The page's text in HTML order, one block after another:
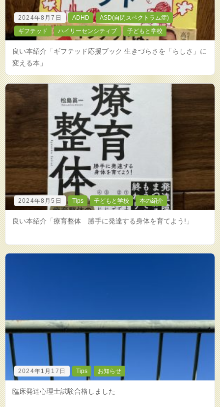
2024年8月7日 ADHD
ASD(自閉スペクトラム症)
ギフテッド
ハイリーセンシティブ 子どもと学校
良い本紹介「ギフテッド応援ブック 生きづらさを「らしさ」に
変える本」
2024年8月5日 Tips 子どもと学校 本の紹介
良い本紹介「療育整体 勝手に発達する身体を育てよう!」
2024年1月17日 Tips お知らせ
臨床発達心理士試験合格しました